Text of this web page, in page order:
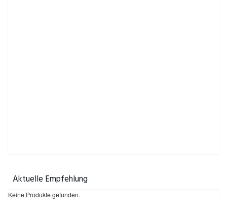
Aktuelle Empfehlung
Keine Produkte gefunden.